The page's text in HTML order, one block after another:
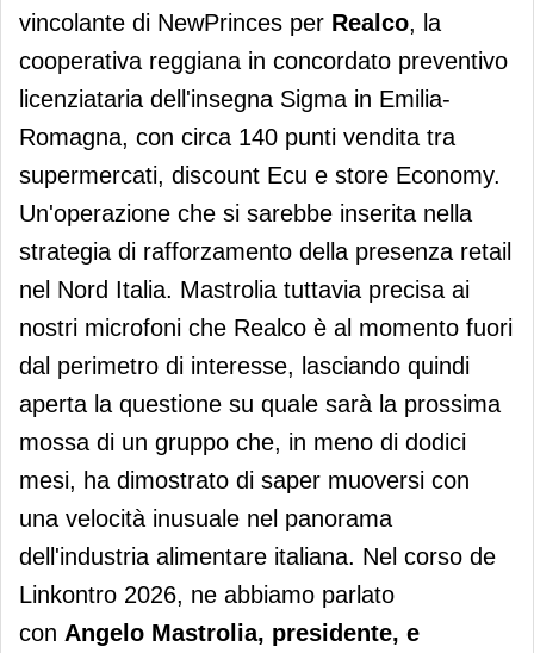
vincolante di NewPrinces per Realco, la
cooperativa reggiana in concordato preventivo
licenziataria dell'insegna Sigma in Emilia-
Romagna, con circa 140 punti vendita tra
supermercati, discount Ecu e store Economy.
Un'operazione che si sarebbe inserita nella
strategia di rafforzamento della presenza retail
nel Nord Italia. Mastrolia tuttavia precisa ai
nostri microfoni che Realco è al momento fuori
dal perimetro di interesse, lasciando quindi
aperta la questione su quale sarà la prossima
mossa di un gruppo che, in meno di dodici
mesi, ha dimostrato di saper muoversi con
una velocità inusuale nel panorama
dell'industria alimentare italiana. Nel corso de
Linkontro 2026, ne abbiamo parlato
con Angelo Mastrolia, presidente, e